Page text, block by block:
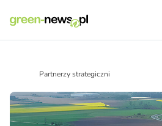
Partnerzy strategiczni